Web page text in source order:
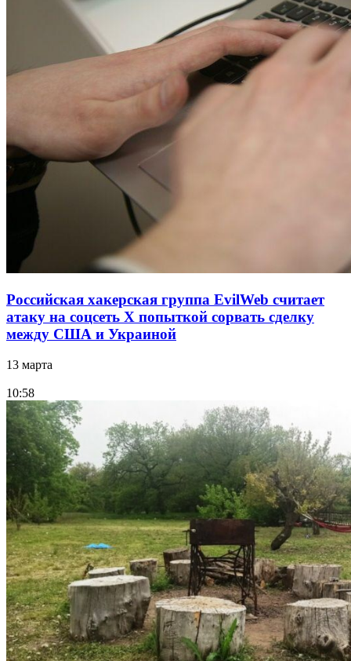
Российская хакерская группа EvilWeb считает
атаку на соцсеть Х попыткой сорвать сделку
между США и Украиной
13 марта
10:58